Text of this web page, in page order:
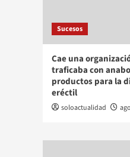
Sucesos
Cae una
traficaba con
productos para la
eréctil
soloactualidad